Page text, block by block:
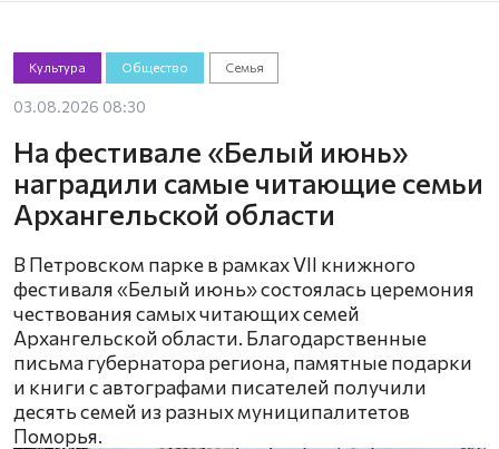
Культура Общество Семья
03.08.2026 08:30
На фестивале «Белый июнь»
наградили самые читающие семьи
Архангельской области
В Петровском парке в рамках VII книжного
фестиваля «Белый июнь» состоялась церемония
чествования самых читающих семей
Архангельской области. Благодарственные
письма губернатора региона, памятные подарки
и книги с автографами писателей получили
десять семей из разных муниципалитетов
Поморья.